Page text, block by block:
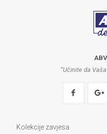
“Učinite da
Kolekcije zavjesa